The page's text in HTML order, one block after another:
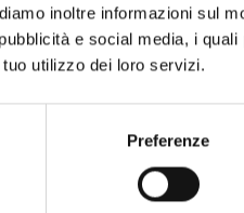
inoltre informazioni sul
e social media, i
utilizzo dei loro servizi.
Preferenze